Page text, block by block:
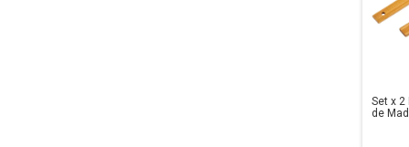
Set x 2
de